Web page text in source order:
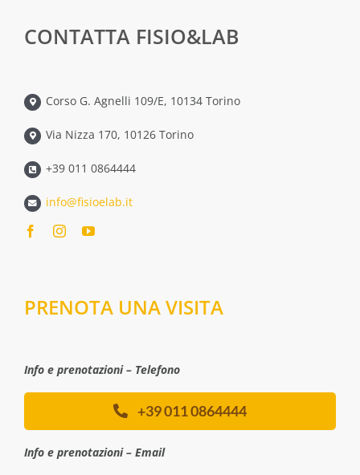
CONTATTA FISIO&LAB
Corso G. Agnelli 109/E, 10134 Torino
Via Nizza 170, 10126 Torino
+39 011 0864444
info@fisioelab.it
PRENOTA UNA VISITA
Info e prenotazioni – Telefono
+39 011 0864444
Info e prenotazioni – Email